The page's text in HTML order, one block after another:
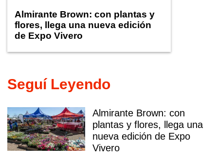
Almirante Brown: con plantas y
flores, llega una nueva edición
de Expo Vivero
Seguí Leyendo
Almirante Brown: con
plantas y flores, llega una
nueva edición de Expo
Vivero